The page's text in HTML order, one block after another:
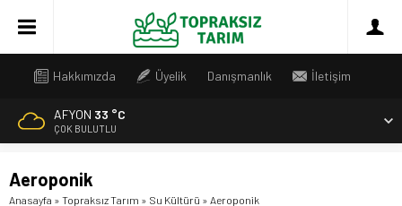
Hakkımızda Üyelik Danışmanlık İletişim
AFYON 33 °C
ÇOK BULUTLU
Aeroponik
Anasayfa » Topraksız Tarım » Su Kültürü » Aeroponik